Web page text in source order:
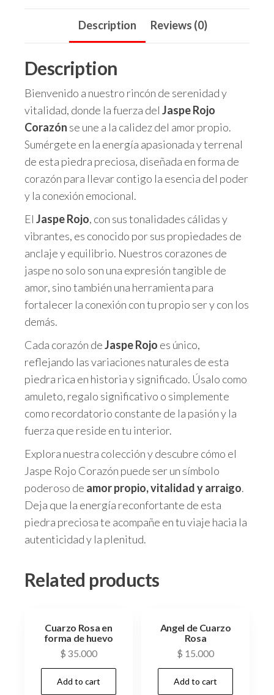
Description Reviews (0)
Description
Bienvenido a nuestro rincón de serenidad y
vitalidad, donde la fuerza del Jaspe Rojo
Corazón se une a la calidez del amor propio.
Sumérgete en la energía apasionada y terrenal
de esta piedra preciosa, diseñada en forma de
corazón para llevar contigo la esencia del poder
y la conexión emocional.
El Jaspe Rojo, con sus tonalidades cálidas y
vibrantes, es conocido por sus propiedades de
anclaje y equilibrio. Nuestros corazones de
jaspe no solo son una expresión tangible de
amor, sino también una herramienta para
fortalecer la conexión con tu propio ser y con los
demás.
Cada corazón deJaspe Rojo es único,
reflejando las variaciones naturales de esta
piedra rica en historia y significado. Úsalo como
amuleto, regalo significativo o simplemente
como recordatorio constante de la pasión y la
fuerza que reside en tu interior.
Explora nuestra colección y descubre cómo el
Jaspe Rojo Corazón puede ser un símbolo
poderoso de amor propio, vitalidad y arraigo.
Deja que la energía reconfortante de esta
piedra preciosa te acompañe en tu viaje hacia la
autenticidad y la plenitud.
Related products
Cuarzo Rosa en
forma de huevo
$ 35.000
Add to cart
Angel de Cuarzo
Rosa
$ 15.000
Add to cart